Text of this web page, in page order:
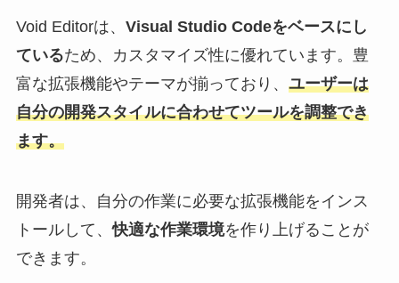
Void Editorは、 Visual Studio Codeをベースにし
ているため、カスタマイズ性に優れています。豊
富な拡張機能やテーマが揃っており、 ユーザーは
自分の開発スタイルに合わせてツールを調整でき
ます。
開発者は、自分の作業に必要な拡張機能をインス
トールして、快適な作業環境を作り上げることが
できます。